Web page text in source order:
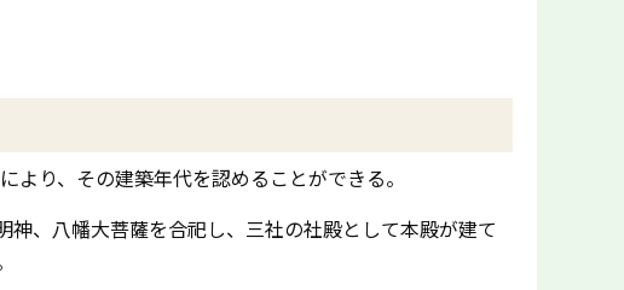
り、その建築年代を認めることができる。
、八幡大菩薩を合祀し、三社の社殿として本殿が建て